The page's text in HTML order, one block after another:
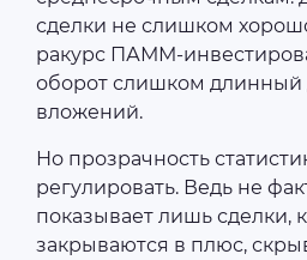
сделки не слишком
ракурс ПАММ-
оборот слишком длинный
вложений.
Но прозрачность
регулировать. Ведь не
показывает лишь сделки,
закрываются в плюс,